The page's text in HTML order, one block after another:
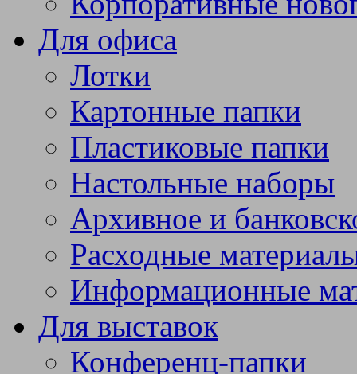
Для офиса
Лотки
Картонные папки
Пластиковые папки
Настольные наборы
Архивное и
Расходные
Информационные
Для выставок
Конференц-папки